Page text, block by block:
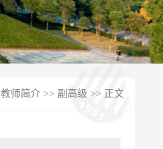
教师简介 >> 副高级 >> 正文